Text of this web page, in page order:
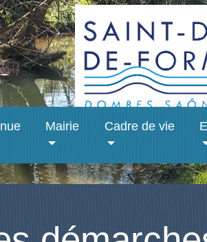
Mairie Cadre de vie